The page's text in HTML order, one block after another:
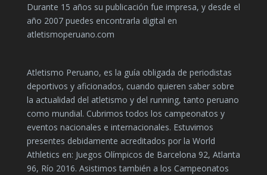
Durante 15 años su publicación fue impresa, y desde el
año 2007 puedes encontrarla digital en
atletismoperuano.com
Atletismo Peruano, es la guía obligada de periodistas
deportivos y aficionados, cuando quieren saber sobre
la actualidad del atletismo y del running, tanto peruano
como mundial. Cubrimos todos los campeonatos y
eventos nacionales e internacionales. Estuvimos
presentes debidamente acreditados por la World
Athletics en: Juegos Olímpicos de Barcelona 92, Atlanta
96, Río 2016. Asistimos también a los Campeonatos